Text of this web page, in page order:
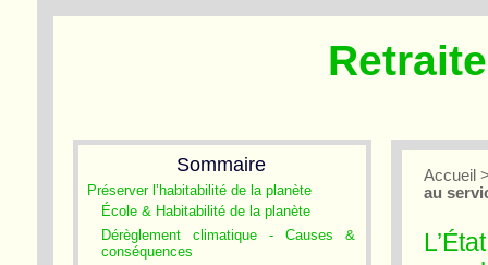
Sommaire
Préserver l’habitabilité de la planète
École & Habitabilité de la planète
Dérèglement climatique - Causes &
conséquences
Accueil
au